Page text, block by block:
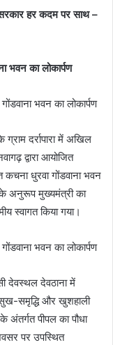
हर कदम पर साथ –
भवन का लोकार्पण
दर्रापारा में अखिल
द्वारा आयोजित
धुरवा गोंडवाना भवन
के अनुरूप मुख्यमंत्री का
स्वागत किया गया।
देवस्थल देवठाना में
सुख-समृद्धि और खुशहाली
अंतर्गत पीपल का पौधा
पर उपस्थित